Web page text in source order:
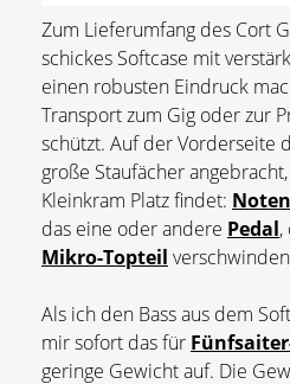
Zum Lieferumfang des Cort
schickes Softcase mit
einen robusten Eindruck
Transport zum Gig oder zur
schützt. Auf der Vorderseite
große Staufächer
Kleinkram Platz findet: Noten
das eine oder andere Pedal,
Mikro-Topteil
Als ich den Bass aus dem
mir sofort das für
geringe Gewicht auf. Die